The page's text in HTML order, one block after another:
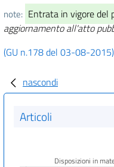
note: Entrata in vigore
aggiornamento all'atto
(GU n.178 del 03-08-2015)
nascondi
Articoli
Disposizioni in